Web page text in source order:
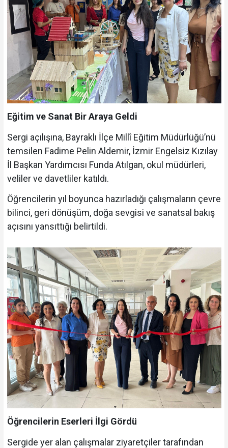
Eğitim ve Sanat Bir Araya Geldi
Sergi açılışına, Bayraklı İlçe Millî Eğitim Müdürlüğü’nü
temsilen Fadime Pelin Aldemir, İzmir Engelsiz Kızılay
İl Başkan Yardımcısı Funda Atılgan, okul müdürleri,
veliler ve davetliler katıldı.
Öğrencilerin yıl boyunca hazırladığı çalışmaların çevre
bilinci, geri dönüşüm, doğa sevgisi ve sanatsal bakış
açısını yansıttığı belirtildi.
Öğrencilerin Eserleri İlgi Gördü
Sergide yer alan çalışmalar ziyaretçiler tarafından